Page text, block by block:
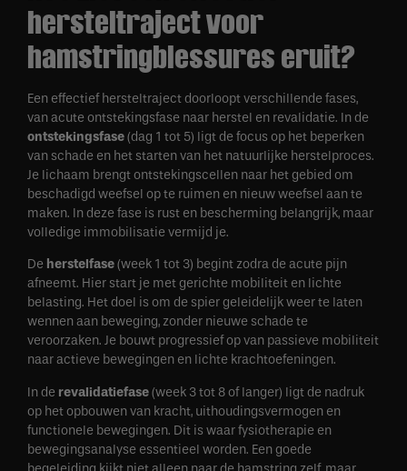
hersteltraject voor
hamstringblessures eruit?
Een effectief hersteltraject doorloopt verschillende fases,
van acute ontstekingsfase naar herstel en revalidatie. In de
ontstekingsfase(dag 1 tot 5) ligt de focus op het beperken
van schade en het starten van het natuurlijke herstelproces.
Je lichaam brengt ontstekingscellen naar het gebied om
beschadigd weefsel op te ruimen en nieuw weefsel aan te
maken. In deze fase is rust en bescherming belangrijk, maar
volledige immobilisatie vermijd je.
De herstelfase(week 1 tot 3) begint zodra de acute pijn
afneemt. Hier start je met gerichte mobiliteit en lichte
belasting. Het doel is om de spier geleidelijk weer te laten
wennen aan beweging, zonder nieuwe schade te
veroorzaken. Je bouwt progressief op van passieve mobiliteit
naar actieve bewegingen en lichte krachtoefeningen.
In de revalidatiefase(week 3 tot 8 of langer) ligt de nadruk
op het opbouwen van kracht, uithoudingsvermogen en
functionele bewegingen. Dit is waar fysiotherapie en
bewegingsanalyse essentieel worden. Een goede